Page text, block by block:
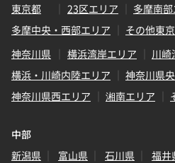
東京都
23区エリア
多摩南
多摩中央・西部エリア
その他東
神奈川県
横浜湾岸エリア
川崎
横浜・川崎内陸エリア
神奈川県
神奈川県西エリア
湘南エリア
中部
新潟県
富山県 石川県 福井